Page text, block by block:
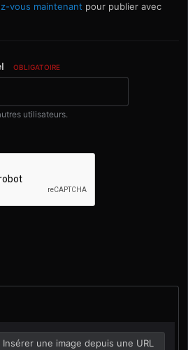
vous maintenant pour publier avec
OBLIGATOIRE
utilisateurs.
Insérer une image depuis une URL